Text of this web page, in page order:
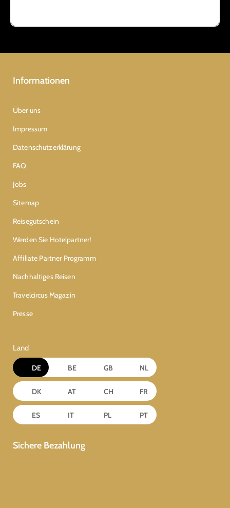
Informationen
Über uns
Impressum
Datenschutzerklärung
FAQ
Jobs
Sitemap
Reisegutschein
Werden Sie Hotelpartner!
Affiliate Partner Programm
Nachhaltiges Reisen
Travelcircus Magazin
Presse
Land
DE BE GB NL
DK AT CH FR
ES IT PL PT
Sichere Bezahlung